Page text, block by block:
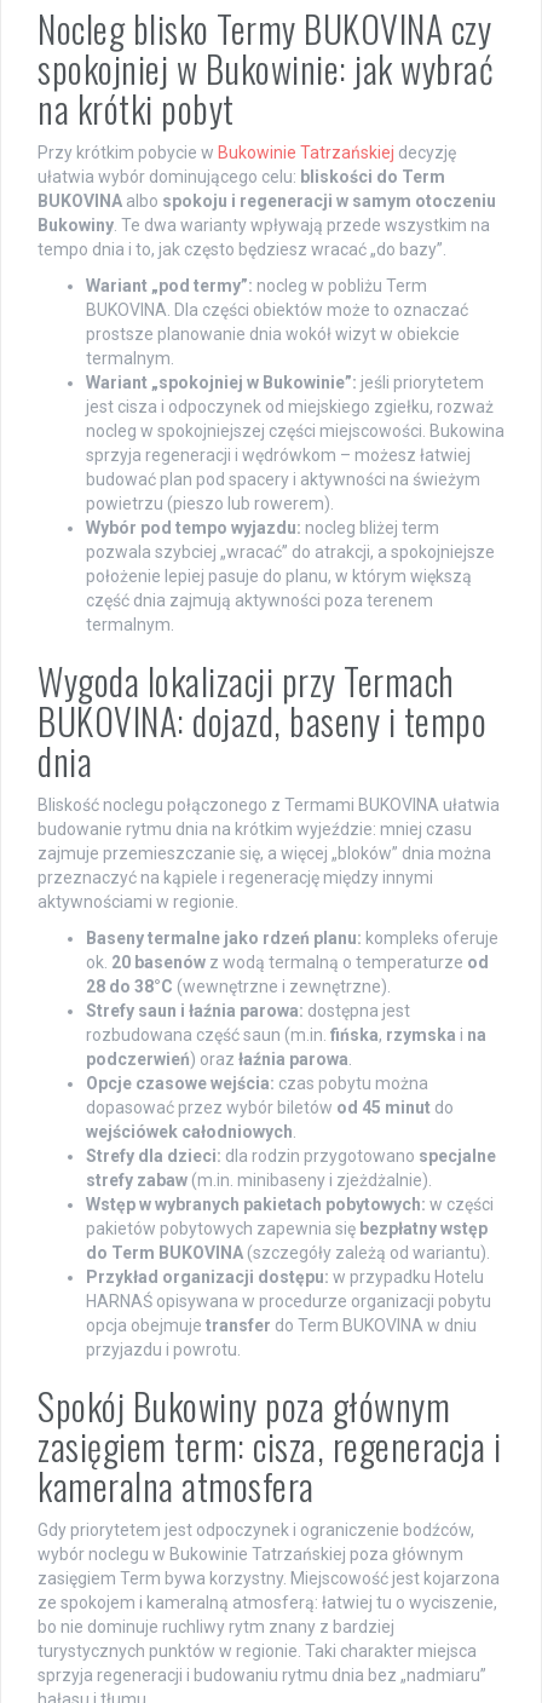
Nocleg blisko Termy BUKOVINA czy
spokojniej w Bukowinie: jak wybrać
na krótki pobyt
Przy krótkim pobycie w Bukowinie Tatrzańskiej decyzję
ułatwia wybór dominującego celu: bliskości do Term
BUKOVINA albo spokoju i regeneracji w samym otoczeniu
Bukowiny . Te dwa warianty wpływają przede wszystkim na
tempo dnia i to, jak często będziesz wracać „do bazy”.
Wariant „pod termy”: nocleg w pobliżu Term
BUKOVINA. Dla części obiektów może to oznaczać
prostsze planowanie dnia wokół wizyt w obiekcie
termalnym.
Wariant „spokojniej w Bukowinie”: jeśli priorytetem
jest cisza i odpoczynek od miejskiego zgiełku, rozważ
nocleg w spokojniejszej części miejscowości. Bukowina
sprzyja regeneracji i wędrówkom – możesz łatwiej
budować plan pod spacery i aktywności na świeżym
powietrzu (pieszo lub rowerem).
Wybór pod tempo wyjazdu: nocleg bliżej term
pozwala szybciej „wracać” do atrakcji, a spokojniejsze
położenie lepiej pasuje do planu, w którym większą
część dnia zajmują aktywności poza terenem
termalnym.
Wygoda lokalizacji przy Termach
BUKOVINA: dojazd, baseny i tempo
dnia
Bliskość noclegu połączonego z Termami BUKOVINA ułatwia
budowanie rytmu dnia na krótkim wyjeździe: mniej czasu
zajmuje przemieszczanie się, a więcej „bloków” dnia można
przeznaczyć na kąpiele i regenerację między innymi
aktywnościami w regionie.
Baseny termalne jako rdzeń planu: kompleks oferuje
ok. 20 basenów z wodą termalną o temperaturze od
28 do 38°C (wewnętrzne i zewnętrzne).
Strefy saun i łaźnia parowa: dostępna jest
rozbudowana część saun (m.in. fińska, rzymska i na
podczerwień) oraz łaźnia parowa
Opcje czasowe wejścia: czas pobytu można
dopasować przez wybór biletów od 45 minut do
wejściówek całodniowych
Strefy dla dzieci: dla rodzin przygotowano specjalne
strefy zabaw (m.in. minibaseny i zjeżdżalnie).
Wstęp w wybranych pakietach pobytowych: w części
pakietów pobytowych zapewnia się bezpłatny wstęp
do Term BUKOVINA (szczegóły zależą od wariantu).
Przykład organizacji dostępu: w przypadku Hotelu
HARNAŚ opisywana w procedurze organizacji pobytu
opcja obejmuje transfer do Term BUKOVINA w dniu
przyjazdu i powrotu.
Spokój Bukowiny poza głównym
zasięgiem term: cisza, regeneracja i
kameralna atmosfera
Gdy priorytetem jest odpoczynek i ograniczenie bodźców,
wybór noclegu w Bukowinie Tatrzańskiej poza głównym
zasięgiem Term bywa korzystny. Miejscowość jest kojarzona
ze spokojem i kameralną atmosferą: łatwiej tu o wyciszenie,
bo nie dominuje ruchliwy rytm znany z bardziej
turystycznych punktów w regionie. Taki charakter miejsca
sprzyja regeneracji i budowaniu rytmu dnia bez „nadmiaru”